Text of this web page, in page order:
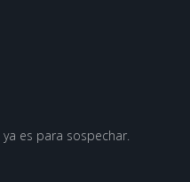
es para sospechar.